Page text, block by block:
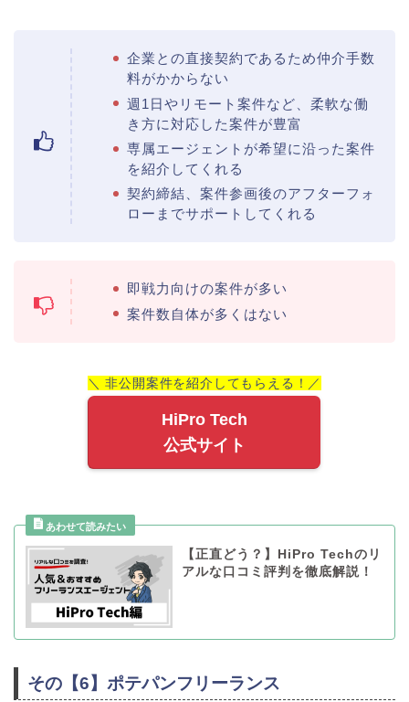
企業との直接契約であるため仲介手数
料がかからない
週1日やリモート案件など、柔軟な働
き方に対応した案件が豊富
専属エージェントが希望に沿った案件
を紹介してくれる
契約締結、案件参画後のアフターフォ
ローまでサポートしてくれる
即戦力向けの案件が多い
案件数自体が多くはない
＼ 非公開案件を紹介してもらえる！／
HiPro Tech
公式サイト
【正直どう？】HiPro Techのリ
アルな口コミ評判を徹底解説！
その【6】ポテパンフリーランス